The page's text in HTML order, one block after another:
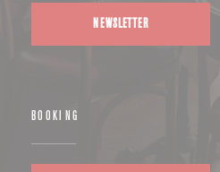
NEWSLETTER
BOOKING